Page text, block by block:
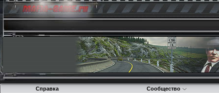
Справка Сообщество